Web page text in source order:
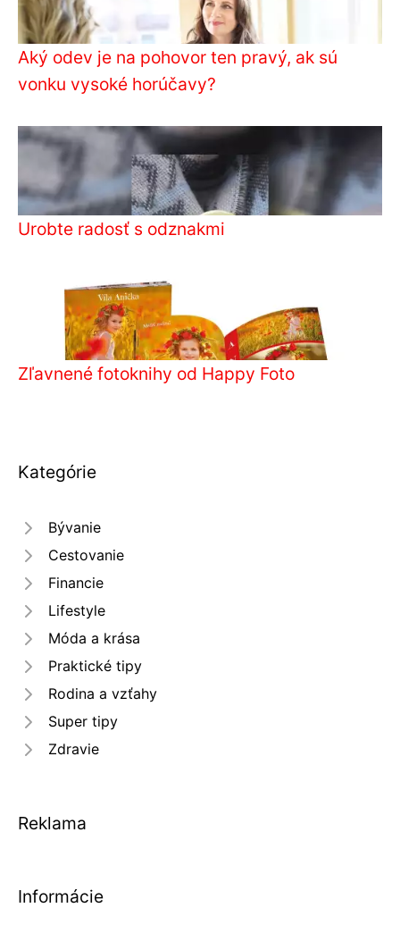
Aký odev je na pohovor ten pravý, ak sú
vonku vysoké horúčavy?
Urobte radosť s odznakmi
Zľavnené fotoknihy od Happy Foto
Kategórie
Bývanie
Cestovanie
Financie
Lifestyle
Móda a krása
Praktické tipy
Rodina a vzťahy
Super tipy
Zdravie
Reklama
Informácie